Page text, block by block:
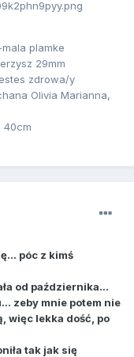
plamke
29mm
zdrowa/y
Olivia Marianna,
40cm
póc z kimś
od października...
zeby mnie potem nie
więc lekka dość, po
tak jak się